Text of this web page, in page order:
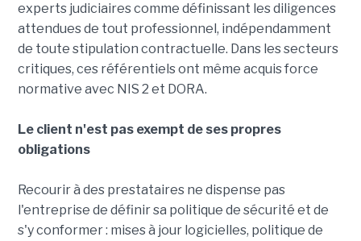
experts judiciaires comme définissant les diligences
attendues de tout professionnel, indépendamment
de toute stipulation contractuelle. Dans les secteurs
critiques, ces référentiels ont même acquis force
normative avec NIS 2 et DORA.
Le client n'est pas exempt de ses propres
obligations
Recourir à des prestataires ne dispense pas
l'entreprise de définir sa politique de sécurité et de
s'y conformer : mises à jour logicielles, politique de